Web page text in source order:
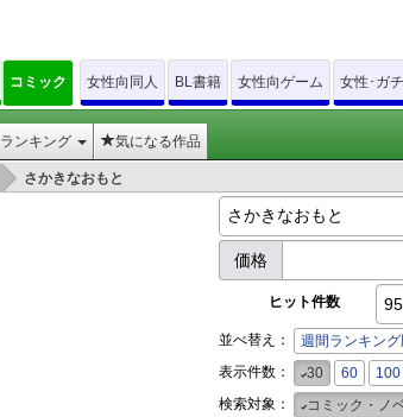
コミック 女性向同人 BL書籍 女性向ゲーム 女性･ガ
ランキング 気になる作品
> さかきなおもと
価格
ヒット件数
並べ替え： 週間ランキン
表示件数：
30 60 100
検索対象：
コミック・ノ